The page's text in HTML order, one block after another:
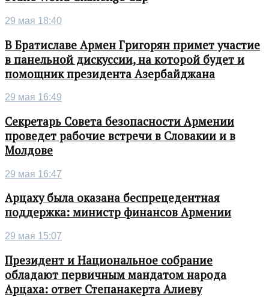
29 мая 18:40
В Братиславе Армен Григорян примет участие
в панельной дискуссии, на которой будет и
помощник президента Азербайджана
29 мая 16:49
Секретарь Совета безопасности Армении
проведет рабочие встречи в Словакии и в
Молдове
29 мая 16:47
Арцаху была оказана беспрецедентная
поддержка: министр финансов Армении
29 мая 15:07
Президент и Национальное собрание
обладают первичным мандатом народа
Арцаха: ответ Степанакерта Алиеву